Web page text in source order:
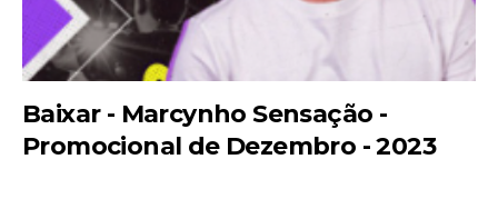
Baixar - Marcynho Sensação -
Promocional de Dezembro - 2023